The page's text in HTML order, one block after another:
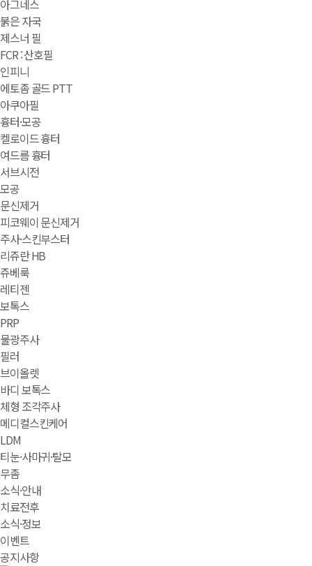
아그네스
붉은 자국
제스너 필
FCR : 산호필
인피니
에토좀 골드 PTT
아쿠아필
흉터·모공
켈로이드 흉터
여드름 흉터
서브시전
모공
문신제거
피코웨이 문신제거
주사·스킨부스터
리쥬란 HB
쥬베룩
레티젠
보톡스
PRP
물광주사
필러
브이올렛
바디 보톡스
체형 조각주사
메디컬스킨케어
LDM
티눈·사마귀·탈모
무좀
소식·안내
치료전후
소식·정보
이벤트
공지사항